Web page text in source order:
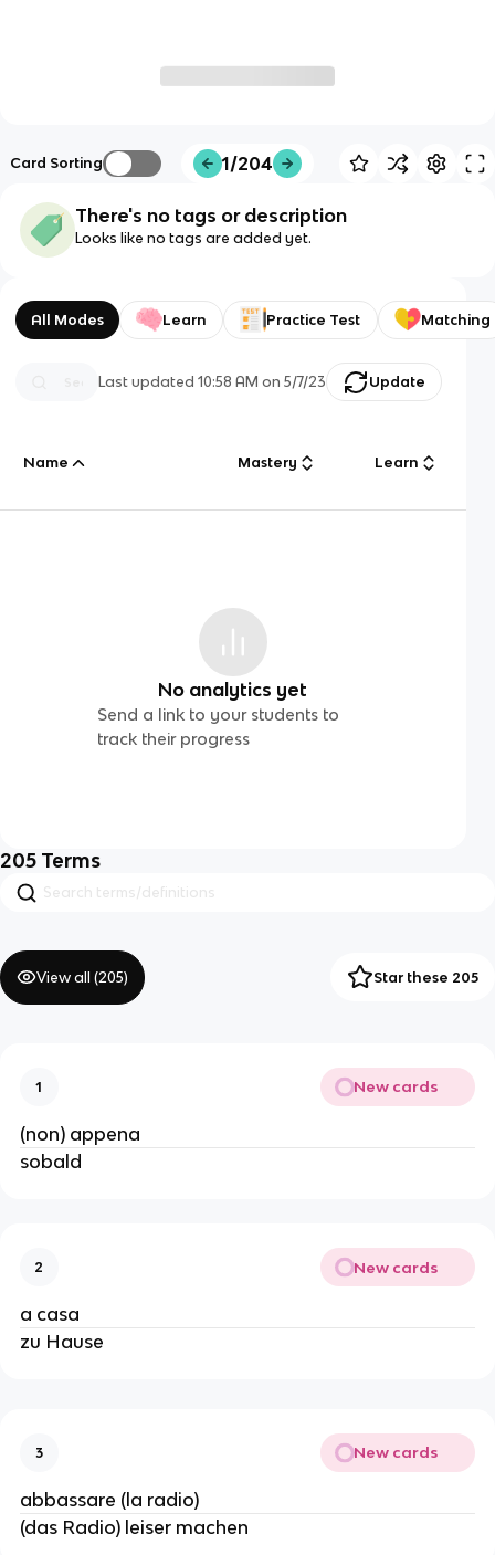
Card Sorting 1/204
There's no tags or description
Looks like no tags are added yet.
All Modes Learn Practice Test Matching
Last updated10:58 AM on 5/7/23 Update
Name Mastery Learn
No analytics yet
Send a link to your students to
track their progress
205 Terms
View all (205) Star these 205
1 New cards
(non) appena
sobald
2 New cards
a casa
zu Hause
3 New cards
abbassare (la radio)
(das Radio) leiser machen